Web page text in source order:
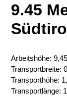
9.45
Arbeitshöhe:
Transportbreite:
Transporthöhe:
Transportlänge: